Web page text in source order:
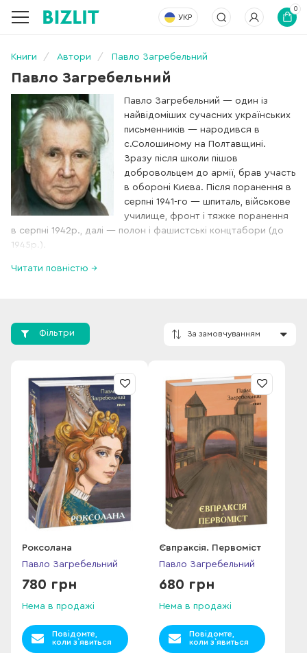
УКР
0
Книги Автори Павло Загребельний
Павло Загребельний
Павло Загребельний — один із
найвідоміших сучасних українських
письменників — народився в
с.Солошиному на Полтавщині.
Зразу після школи пішов
добровольцем до армії, брав участь
в обороні Києва. Після поранення в
серпні 1941-го — шпиталь, військове
училище, фронт і тяжке поранення
в серпні 1942р., далі — полон і фашистські концтабори (до
1945р.).
Закінчив Дніпропетровський унівнрситет. Був головним
СРСР та УРСР, член ЦК КПУ (1979—1989).
історичні романи принесли йому справжнє визнання і
любов читачів. Серед найвідоміших творів письменника:
«Диво» (1968), «Первоміст» (1972), «Смерть у Києві» (1973),
«Євпраксія» (1975), «Роксолана» (1980), «Я, Богдан» (1983) та
Читати повністю →
Фільтри
За
Роксолана
Павло Загребельний
780 грн
Нема в продажі
Повідомте,
коли з`явиться
Євпраксія. Первоміст
Павло Загребельний
680 грн
Нема в продажі
Повідомте,
коли з`явиться